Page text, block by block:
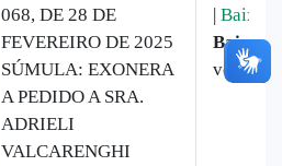
068, DE 28 DE
FEVEREIRO DE 2025
SÚMULA: EXONERA
A PEDIDO A SRA.
ADRIELI
VALCARENGHI
| Baixar
vezes